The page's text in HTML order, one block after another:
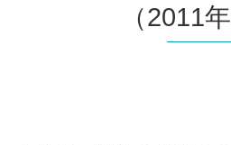
（2011